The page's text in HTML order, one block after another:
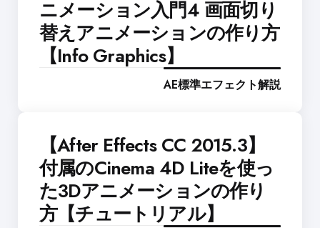
ニメーション入門4 画面切り
替えアニメーションの作り方
【Info Graphics】
AE標準エフェクト解説
【After Effects CC 2015.3】
付属のCinema 4D Liteを使っ
た3Dアニメーションの作り
方【チュートリアル】